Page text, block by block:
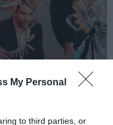
My Personal
to third parties, or
του
Άρη